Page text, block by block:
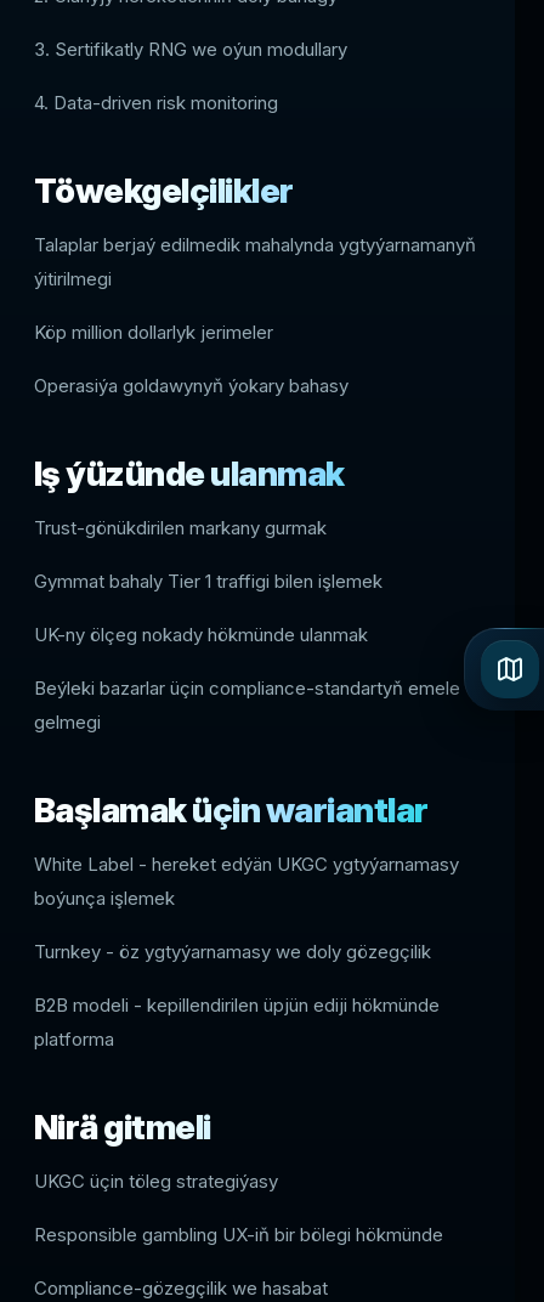
3. Sertifikatly RNG we oýun modullary
4. Data-driven risk monitoring
Töwekgelçilikler
Talaplar berjaý edilmedik mahalynda ygtyýarnamanyň
ýitirilmegi
Köp million dollarlyk jerimeler
Operasiýa goldawynyň ýokary bahasy
Iş ýüzünde ulanmak
Trust-gönükdirilen markany gurmak
Gymmat bahaly Tier 1 traffigi bilen işlemek
UK-ny ölçeg nokady hökmünde ulanmak
Beýleki bazarlar üçin compliance-standartyň emele
gelmegi
Başlamak üçin wariantlar
White Label - hereket edýän UKGC ygtyýarnamasy
boýunça işlemek
Turnkey - öz ygtyýarnamasy we doly gözegçilik
B2B modeli - kepillendirilen üpjün ediji hökmünde
platforma
Nirä gitmeli
UKGC üçin töleg strategiýasy
Responsible gambling UX-iň bir bölegi hökmünde
Compliance-gözegçilik we hasabat